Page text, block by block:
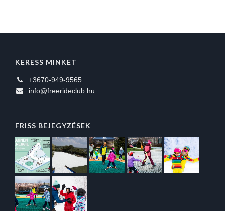
KERESS MINKET
+3670-949-9565
info@freerideclub.hu
FRISS BEJEGYZÉSEK